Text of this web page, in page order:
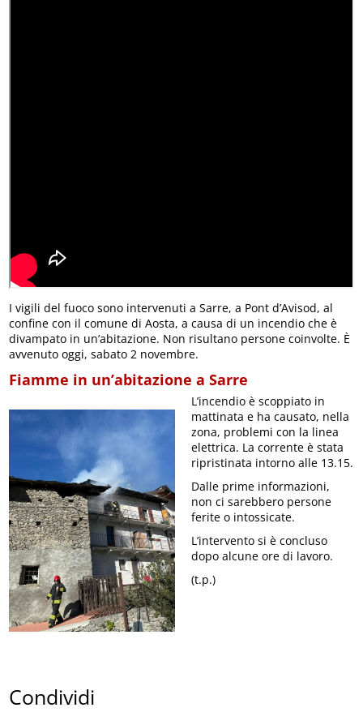
I vigili del fuoco sono intervenuti a Sarre, a Pont d’Avisod, al
confine con il comune di Aosta, a causa di un incendio che è
divampato in un’abitazione. Non risultano persone coinvolte. È
avvenuto oggi, sabato 2 novembre.
Fiamme in un’abitazione a Sarre
L’incendio è scoppiato in
mattinata e ha causato, nella
zona, problemi con la linea
elettrica. La corrente è stata
ripristinata intorno alle 13.15.
Dalle prime informazioni,
non ci sarebbero persone
ferite o intossicate.
L’intervento si è concluso
dopo alcune ore di lavoro.
(t.p.)
Condividi